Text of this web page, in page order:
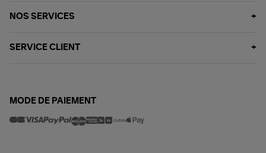
NOS SERVICES
SERVICE CLIENT
MODE DE PAIEMENT